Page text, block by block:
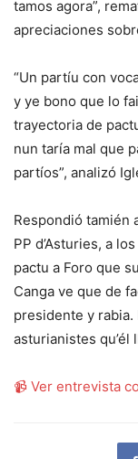
tamos agora”,
apreciaciones
“Un partíu con
y ye bono que lo
trayectoria de
nun taría mal que
partíos”, analizó
Respondió tamién
PP d’Asturies, a
pactu a Foro que
Canga ve que de
presidente y rabia.
asturianistes qu’él
📹 Ver entrevista